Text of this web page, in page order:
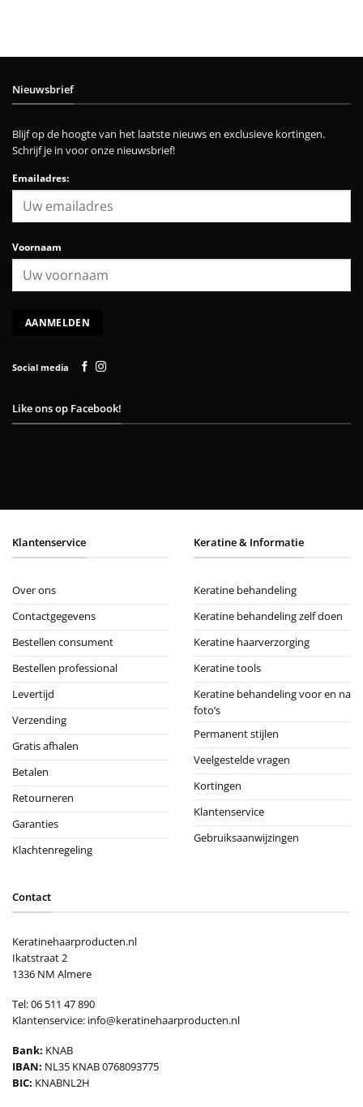
Nieuwsbrief
Blijf op de hoogte van het laatste nieuws en exclusieve kortingen.
Schrijf je in voor onze nieuwsbrief!
Emailadres:
Voornaam
Social media
Like ons op Facebook!
Klantenservice
Over ons
Contactgegevens
Bestellen consument
Bestellen professional
Levertijd
Verzending
Gratis afhalen
Betalen
Retourneren
Garanties
Klachtenregeling
Keratine & Informatie
Keratine behandeling
Keratine behandeling zelf doen
Keratine haarverzorging
Keratine tools
Keratine behandeling voor en na
foto’s
Permanent stijlen
Veelgestelde vragen
Kortingen
Klantenservice
Gebruiksaanwijzingen
Contact
Keratinehaarproducten.nl
Ikatstraat 2
1336 NM Almere
Tel: 06 511 47 890
Klantenservice: info@keratinehaarproducten.nl
Bank: KNAB
IBAN: NL35 KNAB 0768093775
BIC: KNABNL2H